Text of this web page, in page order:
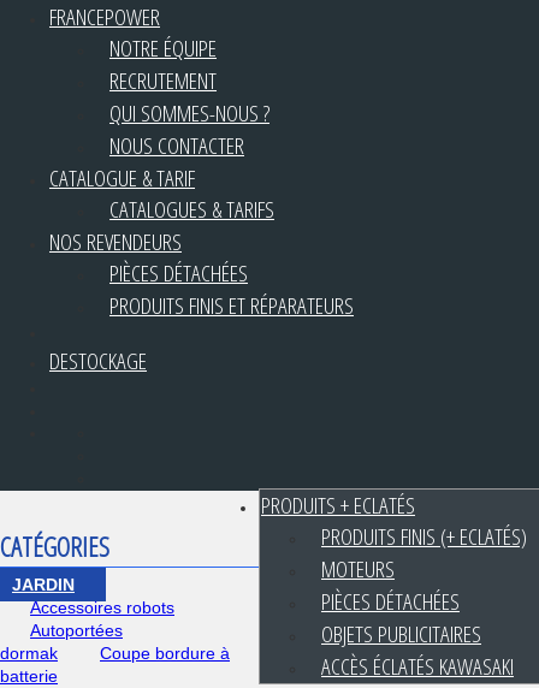
FRANCEPOWER
NOTRE ÉQUIPE
RECRUTEMENT
QUI SOMMES-NOUS ?
NOUS CONTACTER
CATALOGUE & TARIF
CATALOGUES & TARIFS
NOS REVENDEURS
PIÈCES DÉTACHÉES
PRODUITS FINIS ET RÉPARATEURS
DESTOCKAGE
PRODUITS + ECLATÉS
PRODUITS FINIS (+ ECLATÉS)
MOTEURS
PIÈCES DÉTACHÉES
OBJETS PUBLICITAIRES
ACCÈS ÉCLATÉS KAWASAKI
CATÉGORIES
JARDIN
Accessoires robots
Autoportées
dormak
Coupe bordure à
batterie